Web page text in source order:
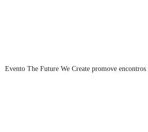
Evento The Future We Create promove